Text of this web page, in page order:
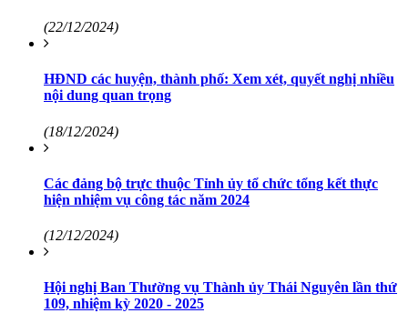
(22/12/2024)
HĐND các huyện, thành phố: Xem xét, quyết nghị nhiều
nội dung quan trọng
(18/12/2024)
Các đảng bộ trực thuộc Tỉnh ủy tổ chức tổng kết thực
hiện nhiệm vụ công tác năm 2024
(12/12/2024)
Hội nghị Ban Thường vụ Thành ủy Thái Nguyên lần thứ
109, nhiệm kỳ 2020 - 2025